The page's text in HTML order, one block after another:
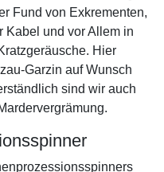
Fund von Exkrementen,
Kabel und vor Allem in
Hier
Garzin auf Wunsch
sind wir auch